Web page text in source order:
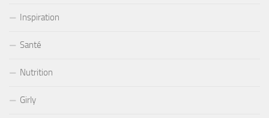
Inspiration
Santé
Nutrition
Girly